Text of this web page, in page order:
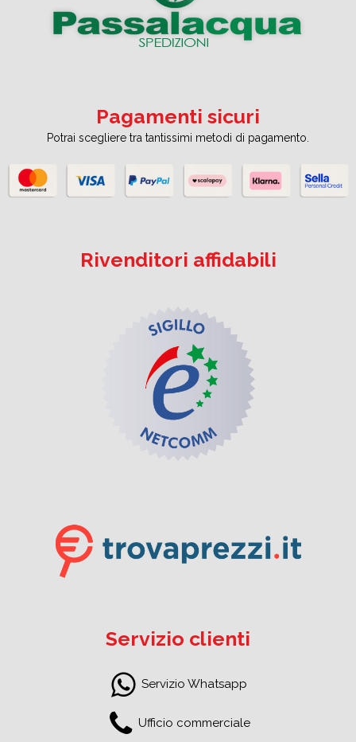
Pagamenti sicuri
Potrai scegliere tra tantissimi metodi di pagamento.
Rivenditori affidabili
Servizio clienti
Servizio Whatsapp
Ufficio commerciale